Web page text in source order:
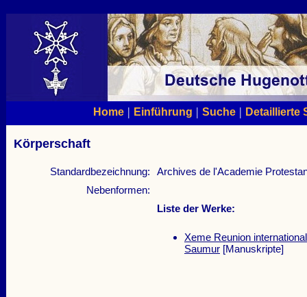
Home| Einführung | Suche| Detaillierte
Körperschaft
Standardbezeichnung:
Archives de l'Academie
Nebenformen:
Liste der Werke:
Xeme Reunion
Saumur[Manuskripte]